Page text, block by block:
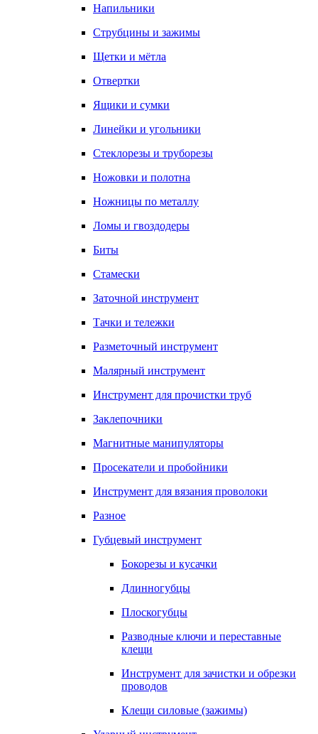
Напильники
Струбцины и зажимы
Щетки и мётла
Отвертки
Ящики и сумки
Линейки и угольники
Стеклорезы и труборезы
Ножовки и полотна
Ножницы по металлу
Ломы и гвоздодеры
Биты
Стамески
Заточной инструмент
Тачки и тележки
Разметочный инструмент
Малярный инструмент
Инструмент для прочистки труб
Заклепочники
Магнитные манипуляторы
Просекатели и пробойники
Инструмент для вязания проволоки
Разное
Губцевый инструмент
Бокорезы и кусачки
Длинногубцы
Плоскогубцы
Разводные ключи и переставные
клещи
Инструмент для зачистки и обрезки
проводов
Клещи силовые (зажимы)